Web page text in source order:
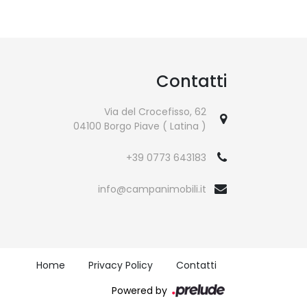
Contatti
Via del Crocefisso, 62
04100 Borgo Piave ( Latina )
+39 0773 643183
info@campanimobili.it
Home Privacy Policy
Contatti
Powered by